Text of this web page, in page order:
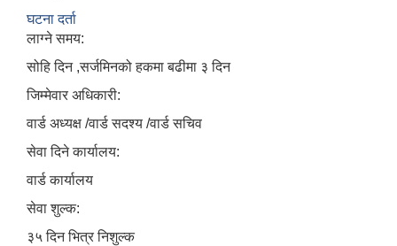
घटना दर्ता
लाग्ने समय:
सोहि दिन ,सर्जमिनको हकमा बढीमा ३ दिन
जिम्मेवार अधिकारी:
वार्ड अध्यक्ष /वार्ड सदश्य /वार्ड सचिव
सेवा दिने कार्यालय:
वार्ड कार्यालय
सेवा शुल्क:
३५ दिन भित्र निशुल्क